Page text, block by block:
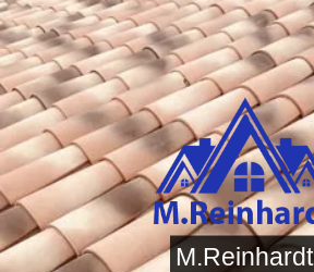
M.Reinhardt